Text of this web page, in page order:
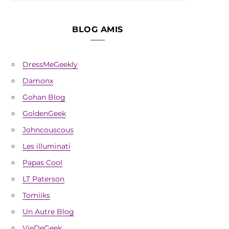
BLOG AMIS
DressMeGeekly
Damonx
Gohan Blog
GoldenGeek
Johncouscous
Les illuminati
Papas Cool
LT Paterson
Tomiiks
Un Autre Blog